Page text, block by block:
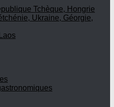
Tchèque, Hongrie
Ukraine, Géorgie,